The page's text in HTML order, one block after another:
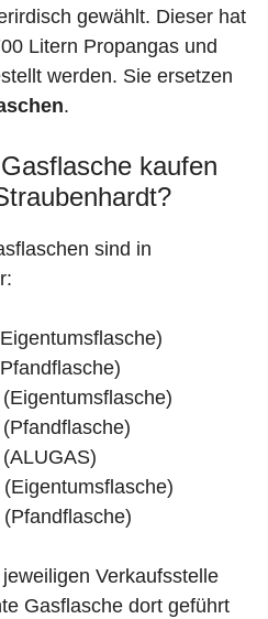
gewählt. Dieser hat
Litern Propangas und
werden. Sie ersetzen
.
kaufen
sind in
Verkaufsstelle
Gasflasche dort geführt